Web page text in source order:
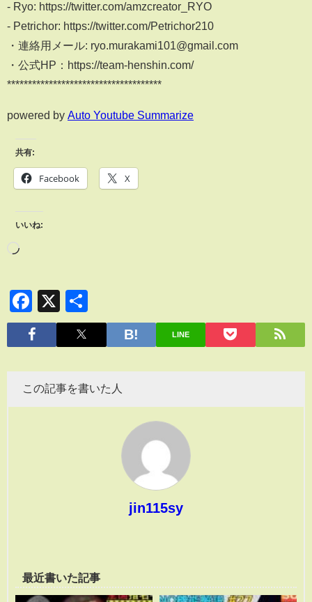
- Ryo: https://twitter.com/amzcreator_RYO
- Petrichor: https://twitter.com/Petrichor210
・連絡用メール: ryo.murakami101@gmail.com
・公式HP：https://team-henshin.com/
*************************************
powered by Auto Youtube Summarize
共有:
Facebook X
いいね:
Facebook
X
有
LINE
この記事を書いた人
jin115sy
最近書いた記事